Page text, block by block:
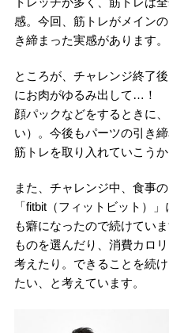
感。今回、筋トレがメイン
き締まった実感があります。
ところが、チャレンジ終了
にお肉がゆるみ出して…！
顔パックなどをするときに
い）。今後もパーツの引き
筋トレを取り入れていこうか
また、チャレンジ中、食事
「fitbit（フィットビット）
も癖になったので続けてい
ものを選んだり、消費カロ
考えたり。できることを続
たい、と考えています。